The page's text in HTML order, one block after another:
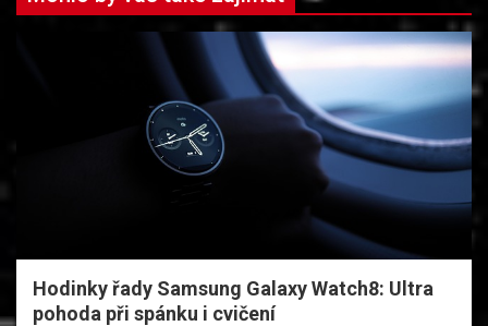
Hodinky řady Samsung Galaxy Watch8: Ultra
pohoda při spánku i cvičení